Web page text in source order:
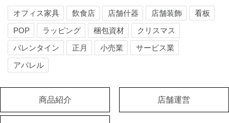
オフィス家具 飲食店 店舗什器 店舗装飾
看板
POP
ラッピング 梱包資材
クリスマス
バレンタイン
正月 小売業
サービス業
アパレル
商品紹介 店舗運営